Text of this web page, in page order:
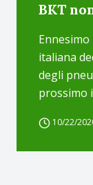
BKT
italiana
degli
prossimo
10/22/